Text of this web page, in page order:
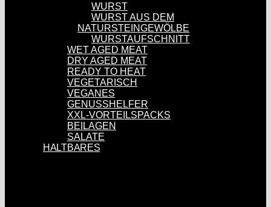
WURST
WURST AUS DEM
NATURSTEINGEWÖLBE
WURSTAUFSCHNITT
WET AGED MEAT
DRY AGED MEAT
READY TO HEAT
VEGETARISCH
VEGANES
GENUSSHELFER
XXL-VORTEILSPACKS
BEILAGEN
SALATE
HALTBARES